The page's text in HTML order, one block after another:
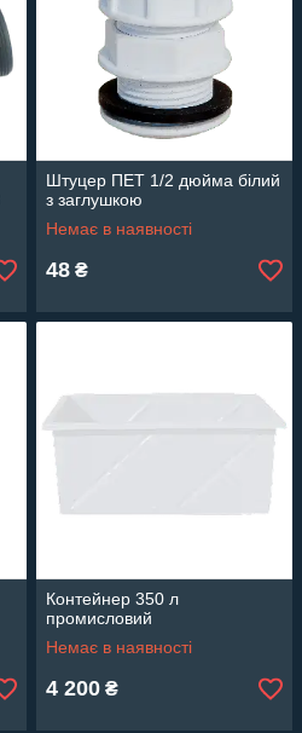
Штуцер ПЕТ 1/2 дюйма білий
з заглушкою
Немає в наявності
48 ₴
Контейнер 350 л
промисловий
Немає в наявності
4 200 ₴